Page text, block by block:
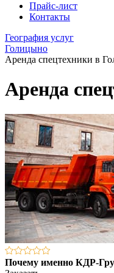
Прайс-лист
Контакты
География услуг
Голицыно
Аренда спецтехники в
Аренда
Почему именно КДР-